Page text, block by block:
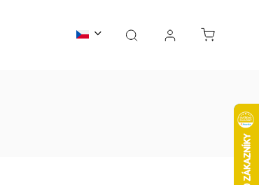
Kontakty B2B spolupráce